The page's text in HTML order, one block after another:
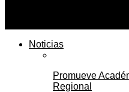
Noticias
Promueve
Regional